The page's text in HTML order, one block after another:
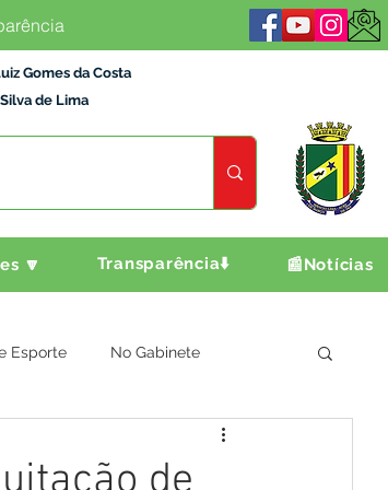
Gomes da Costa
de Lima
🔽 Transparência⬇️ 📰Notícias
Esporte No Gabinete
Agricultura e Produção